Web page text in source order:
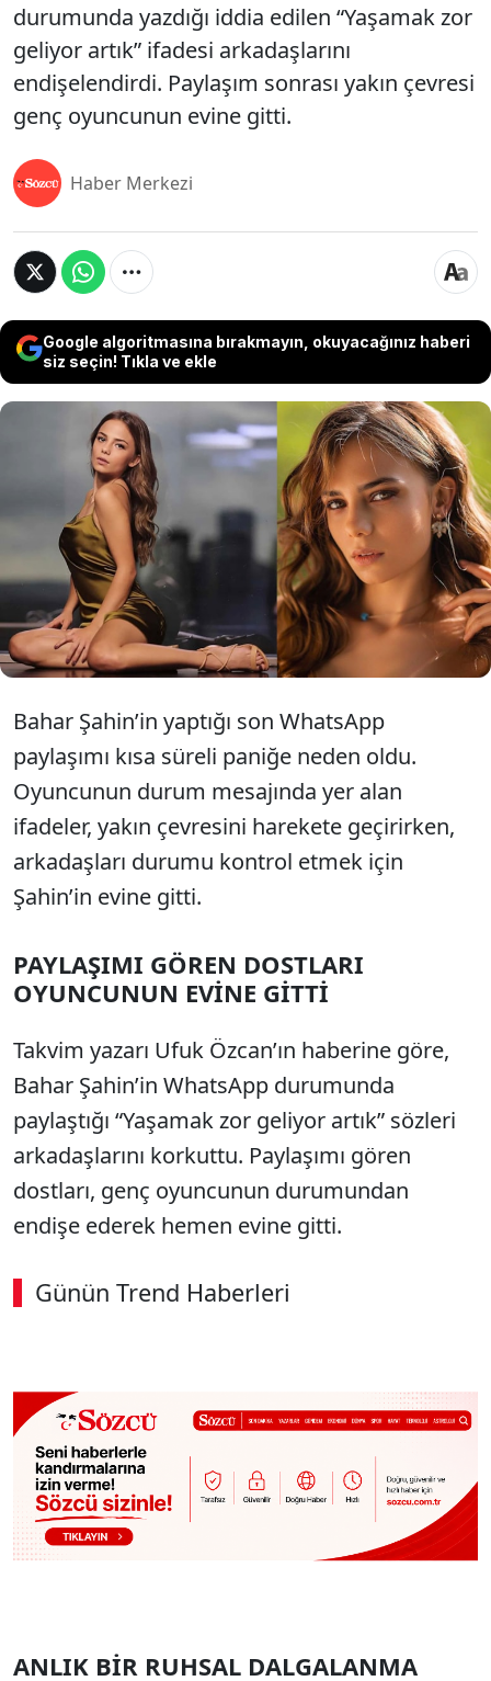
durumunda yazdığı iddia edilen “Yaşamak zor
geliyor artık” ifadesi arkadaşlarını
endişelendirdi. Paylaşım sonrası yakın çevresi
genç oyuncunun evine gitti.
Haber Merkezi
Google algoritmasına bırakmayın, okuyacağınız haberi
siz seçin! Tıkla ve ekle
Oyuncu Bahar Şahin’in WhatsApp
durumunda yazdığı iddia edilen “Yaşamak
zor geliyor artık” ifadesi arkadaşlarını
endişelendirdi. Paylaşım sonrası yakın
çevresi genç oyuncunun evine gitti.
Bahar Şahin’in yaptığı son WhatsApp
paylaşımı kısa süreli paniğe neden oldu.
Oyuncunun durum mesajında yer alan
ifadeler, yakın çevresini harekete geçirirken,
arkadaşları durumu kontrol etmek için
Şahin’in evine gitti.
PAYLAŞIMI GÖREN DOSTLARI
OYUNCUNUN EVİNE GİTTİ
Takvim yazarı Ufuk Özcan’ın haberine göre,
Bahar Şahin’in WhatsApp durumunda
paylaştığı “Yaşamak zor geliyor artık” sözleri
arkadaşlarını korkuttu. Paylaşımı gören
dostları, genç oyuncunun durumundan
endişe ederek hemen evine gitti.
Günün Trend Haberleri
ANLIK BİR RUHSAL DALGALANMA